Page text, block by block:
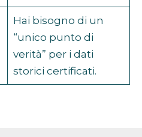
Hai bisogno di un
“unico punto di
verità” per i dati
storici certificati.